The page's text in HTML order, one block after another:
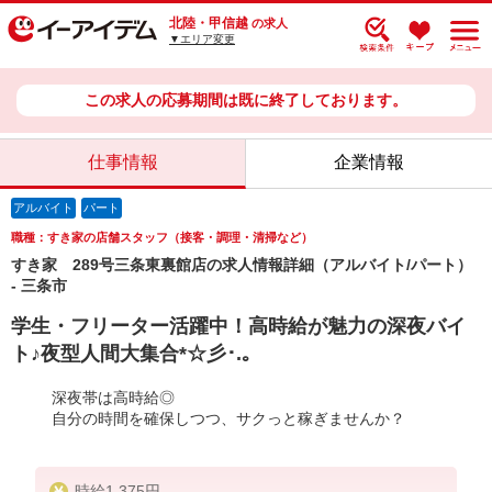
北陸・甲信越 の求人
▼エリア変更
この求人の応募期間は既に終了しております。
仕事情報 企業情報
アルバイト パート
職種：すき家の店舗スタッフ（接客・調理・清掃など）
すき家 289号三条東裏館店の求人情報詳細（アルバイト/パート）
- 三条市
学生・フリーター活躍中！高時給が魅力の深夜バイ
ト♪夜型人間大集合*☆彡･.｡
深夜帯は高時給◎
自分の時間を確保しつつ、サクっと稼ぎませんか？